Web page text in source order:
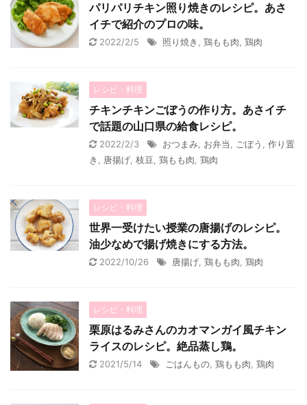
パリパリチキン照り焼きのレシピ。あさ
イチで紹介のプロの味。
2022/2/5 照り焼き 鶏もも肉 鶏肉
レシピ・料理
チキンチキンごぼうの作り方。あさイチ
で話題の山口県の給食レシピ。
2022/2/3 おつまみ お弁当 ごぼう
作り置
き
唐揚げ 枝豆 鶏もも肉 鶏肉
レシピ・料理
世界一受けたい授業の唐揚げのレシピ。
油少なめで揚げ焼きにする方法。
2022/10/26 唐揚げ 鶏もも肉 鶏肉
レシピ・料理
栗原はるみさんのカオマンガイ風チキン
ライスのレシピ。絶品蒸し鶏。
2021/5/14 ごはんもの 鶏もも肉 鶏肉